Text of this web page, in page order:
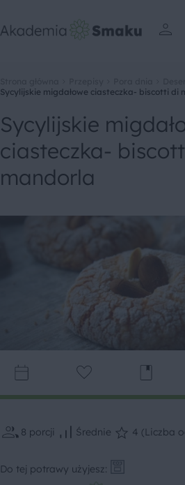
Sycylijskie migdałowe ciasteczka- biscotti di
Sycylijskie
ciasteczka-
mandorla
8 porcji Średnie 4 (Liczba
Do tej potrawy użyjesz: